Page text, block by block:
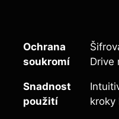
Ochrana
soukromí
Drive
Snadnost
použití
kroky⁢